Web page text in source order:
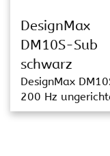
DesignMax
DM10S-Sub
schwarz
DesignMax
200 Hz